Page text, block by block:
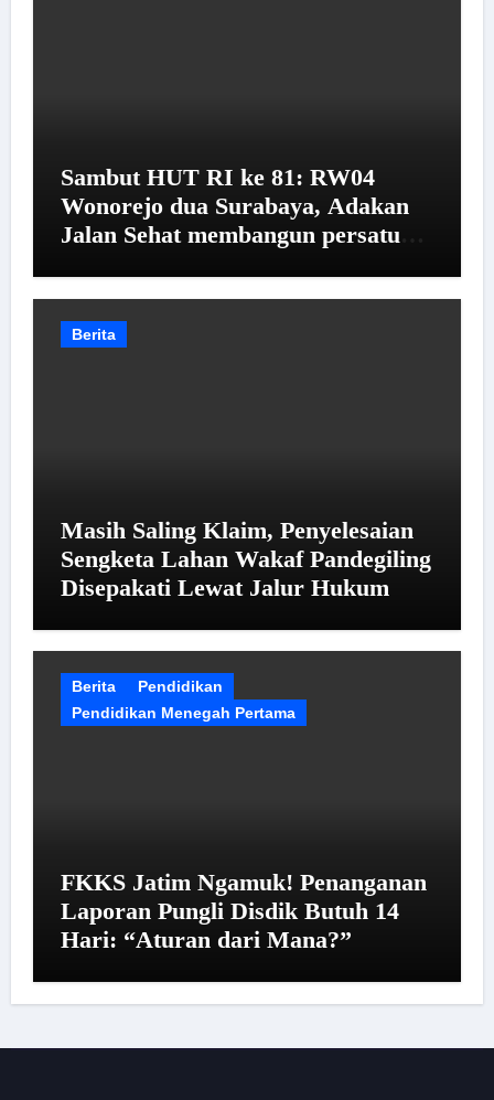
Sambut HUT RI ke 81: RW04
Wonorejo dua Surabaya, Adakan
Jalan Sehat membangun persatuan
Berita
Masih Saling Klaim, Penyelesaian
Sengketa Lahan Wakaf Pandegiling
Disepakati Lewat Jalur Hukum
Berita
Pendidikan
Pendidikan Menegah Pertama
FKKS Jatim Ngamuk! Penanganan
Laporan Pungli Disdik Butuh 14
Hari: “Aturan dari Mana?”